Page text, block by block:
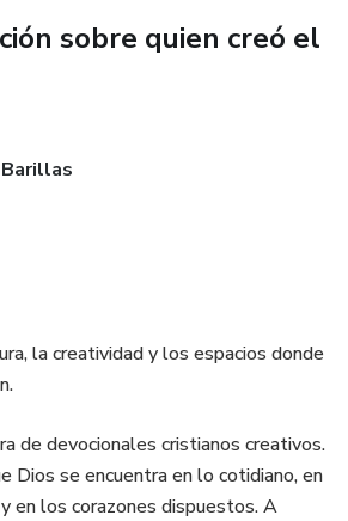
sobre quien creó el
la creatividad y los espacios donde
de devocionales cristianos creativos.
Dios se encuentra en lo cotidiano, en
en los corazones dispuestos. A